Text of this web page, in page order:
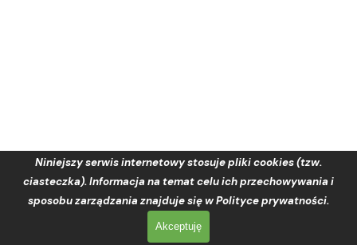
Niniejszy serwis internetowy stosuje pliki cookies (tzw.
ciasteczka). Informacja na temat celu ich przechowywania i
sposobu zarządzania znajduje się w Polityce prywatności.
Akceptuję